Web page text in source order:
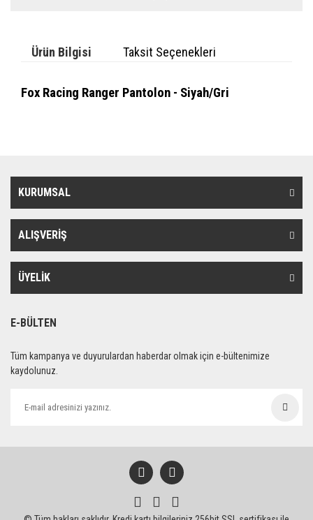
Ürün Bilgisi Taksit Seçenekleri
Fox Racing Ranger Pantolon - Siyah/Gri
KURUMSAL
ALIŞVERİŞ
ÜYELİK
E-BÜLTEN
Tüm kampanya ve duyurulardan haberdar olmak için e-bültenimize
kaydolunuz.